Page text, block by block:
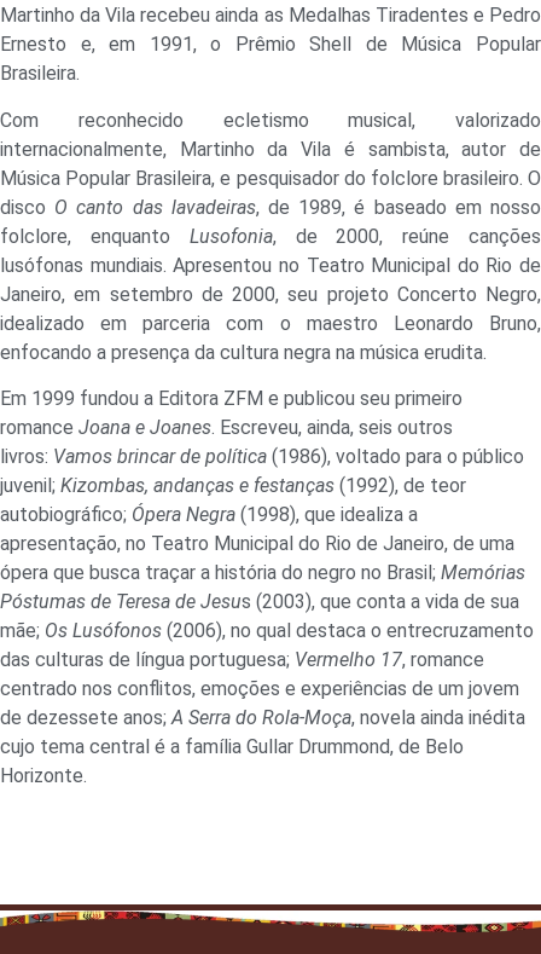
Martinho da Vila recebeu ainda as Medalhas Tiradentes e Pedro
Ernesto e, em 1991, o Prêmio Shell de Música Popular
Brasileira.
Com reconhecido ecletismo musical, valorizado
internacionalmente, Martinho da Vila é sambista, autor de
Música Popular Brasileira, e pesquisador do folclore brasileiro. O
disco O canto das lavadeiras, de 1989, é baseado em nosso
folclore, enquanto Lusofonia, de 2000, reúne canções
lusófonas mundiais. Apresentou no Teatro Municipal do Rio de
Janeiro, em setembro de 2000, seu projeto Concerto Negro,
idealizado em parceria com o maestro Leonardo Bruno,
enfocando a presença da cultura negra na música erudita.
Em 1999 fundou a Editora ZFM e publicou seu primeiro
romance Joana e Joanes. Escreveu, ainda, seis outros
livros: Vamos brincar de política (1986), voltado para o público
juvenil; Kizombas, andanças e festanças (1992), de teor
autobiográfico; Ópera Negra (1998), que idealiza a
apresentação, no Teatro Municipal do Rio de Janeiro, de uma
ópera que busca traçar a história do negro no Brasil; Memórias
Póstumas de Teresa de Jesus (2003), que conta a vida de sua
mãe; Os Lusófonos (2006), no qual destaca o entrecruzamento
das culturas de língua portuguesa; Vermelho 17, romance
centrado nos conflitos, emoções e experiências de um jovem
de dezessete anos;A Serra do Rola-Moça, novela ainda inédita
cujo tema central é a família Gullar Drummond, de Belo
Horizonte.